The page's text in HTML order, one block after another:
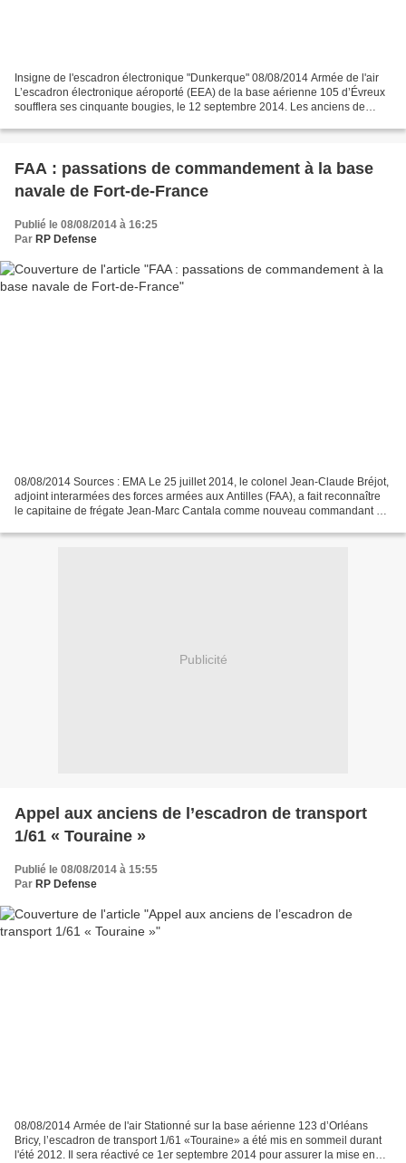
Insigne de l'escadron électronique "Dunkerque" 08/08/2014 Armée de l'air
L’escadron électronique aéroporté (EEA) de la base aérienne 105 d’Évreux
soufflera ses cinquante bougies, le 12 septembre 2014. Les anciens de
FAA : passations de commandement à la base
navale de Fort-de-France
Publié le 08/08/2014 à 16:25
Par RP Defense
08/08/2014 Sources : EMA Le 25 juillet 2014, le colonel Jean-Claude Bréjot,
adjoint interarmées des forces armées aux Antilles (FAA), a fait reconnaître
le capitaine de frégate Jean-Marc Cantala comme nouveau commandant de
Publicité
Appel aux anciens de l’escadron de transport
1/61 « Touraine »
Publié le 08/08/2014 à 15:55
Par RP Defense
08/08/2014 Armée de l'air Stationné sur la base aérienne 123 d’Orléans
Bricy, l’escadron de transport 1/61 «Touraine» a été mis en sommeil durant
l'été 2012. Il sera réactivé ce 1er septembre 2014 pour assurer la mise en